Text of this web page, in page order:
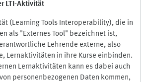
LTI-Aktivität
(Learning Tools Interoperability), die in
als "Externes Tool" bezeichnet ist,
Lehrende externe, also
Lernaktivitäten in ihre Kurse einbinden.
Lernaktivitäten kann es dabei auch
personenbezogenen Daten kommen,